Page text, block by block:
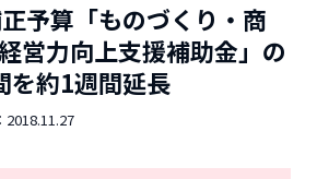
予算「ものづくり・商
営力向上支援補助金」の
を約1週間延長
2018.11.27